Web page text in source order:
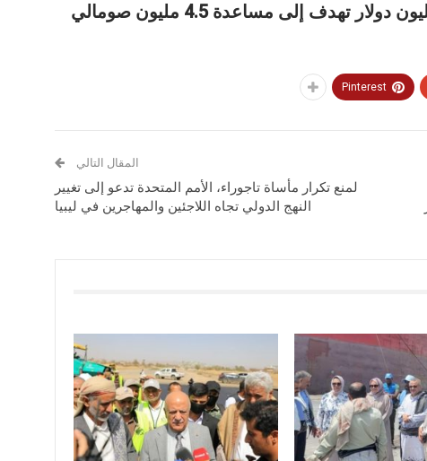
استجابة لتخفيف تأثير الجفاف بقيمة 686 مليون دولار تهدف إلى مساعدة 4.5 مليون صومالي
Pinterest
المقال التالي
لمنع تكرار مأساة تاجوراء، الأمم المتحدة تدعو إلى تغيير
النهج الدولي تجاه اللاجئين والمهاجرين في ليبيا